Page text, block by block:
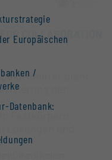
Europäischen
/
Datenbank:
FOR COLLABORATION
dient
der
Festkörpern
Lösungen und